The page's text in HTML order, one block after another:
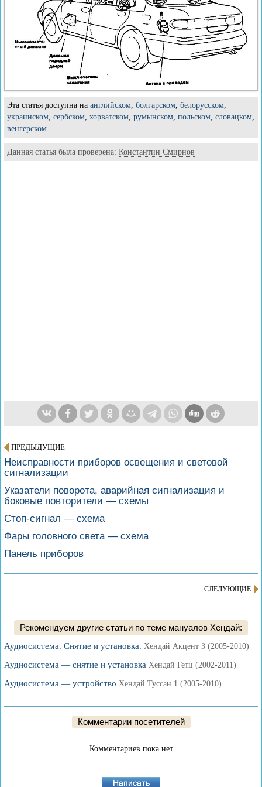
Эта статья доступна на английском, болгарском, белорусском,
украинском, сербском, хорватском, румынском, польском, словацком,
венгерском
Данная статья была проверена: Константин Смирнов
ПРЕДЫДУЩИЕ
Неисправности приборов освещения и световой
сигнализации
Указатели поворота, аварийная сигнализация и
боковые повторители — cхемы
Стоп-сигнал — cхема
Фары головного света — cхема
Панель приборов
СЛЕДУЮЩИЕ
Рекомендуем другие статьи по теме мануалов Хендай:
Аудиосистема. Снятие и установка. Хендай Акцент 3 (2005-2010)
Аудиосистема — снятие и установка Хендай Гетц (2002-2011)
Аудиосистема — устройство Хендай Туссан 1 (2005-2010)
Комментарии посетителей
Комментариев пока нет